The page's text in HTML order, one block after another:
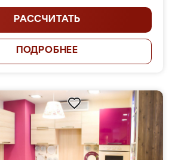
РАССЧИТАТЬ
ПОДРОБНЕЕ